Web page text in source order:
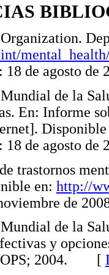
18 de
de la
En: Informe
18 de
trastornos
en: http://
noviembre de
de la
y
OPS; 2004. [